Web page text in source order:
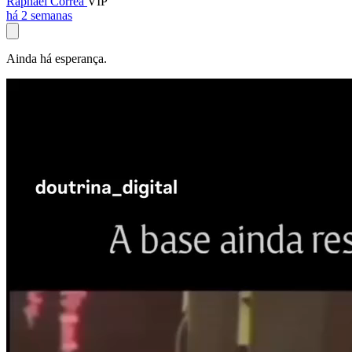
há 2 semanas
Ainda há esperança.